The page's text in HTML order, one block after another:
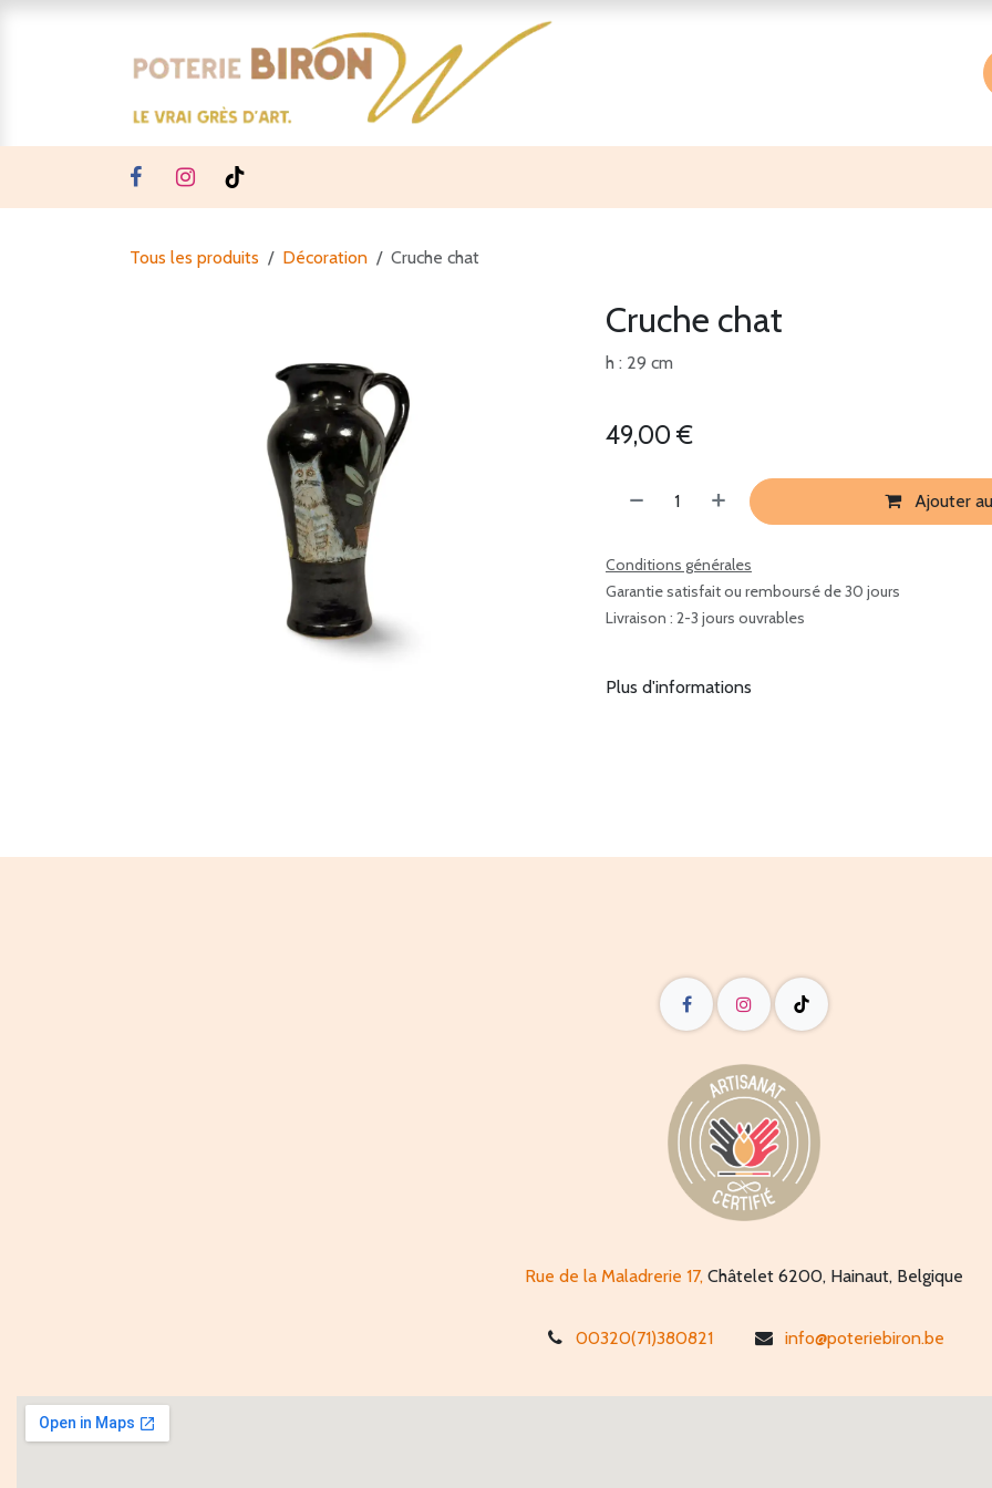
Tous les produits Décoration Cruche chat
Cruche chat
h : 29 cm
49,00 €
Ajouter
Conditions générales
Garantie satisfait ou remboursé de 30 jours
Livraison : 2-3 jours ouvrables
Plus d'informations
Rue de la Maladrerie 17, Châtelet 6200, Hainaut, Belgique
00320(71)380821 info@poteriebiron.be